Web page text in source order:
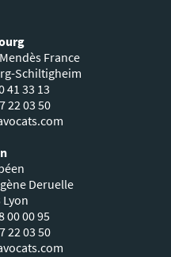
France
Schiltigheim
41 33 13
22 03 50
Deruelle
Lyon
00 00 95
22 03 50